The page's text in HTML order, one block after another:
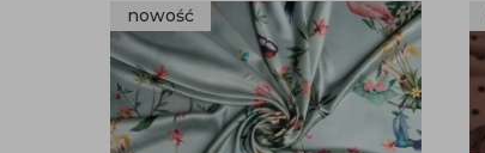
nowość